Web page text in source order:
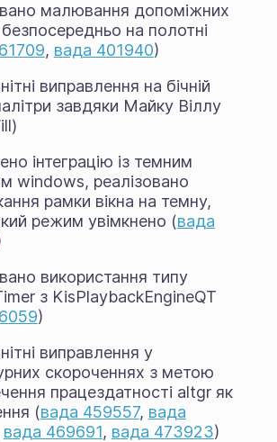
малювання допоміжних
безпосередньо на полотні
, вада 401940)
виправлення на бічній
завдяки Майку Віллу
інтеграцію із темним
windows, реалізовано
рамки вікна на темну,
режим увімкнено (вада
використання типу
з KisPlaybackEngineQT
)
виправлення у
скороченнях з метою
працездатності altgr як
(вада 459557, вада
вада 469691, вада 473923)